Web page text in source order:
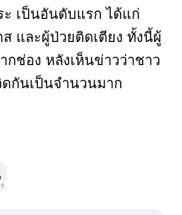
เป็นอันดับแรก ได้แก่
และผู้ป่วยติดเตียง ทั้งนี้ผู้
กช่อง หลังเห็นข่าวว่าชาว
กันเป็นจำนวนมาก